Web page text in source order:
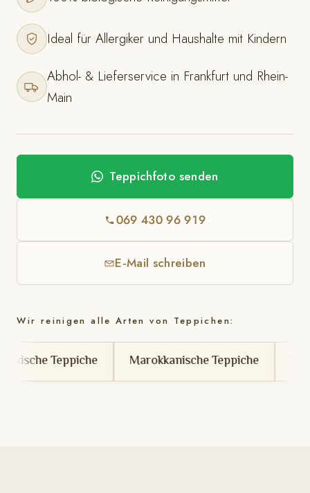
Ideal für Allergiker und Haushalte mit Kindern
Abhol- & Lieferservice in Frankfurt und Rhein-
Main
Teppichfoto senden
069 430 96 919
E-Mail schreiben
Wir reinigen alle Arten von Teppichen:
Marokkanische Teppiche Tunesische